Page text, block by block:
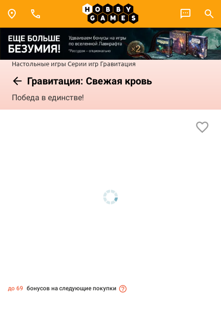
Настольные игры Серии игр Гравитация
Гравитация: Свежая кровь
Победа в единстве!
до 69 бонусов на следующие покупки